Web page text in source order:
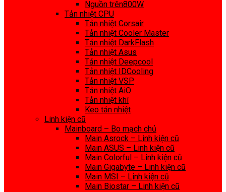
Nguồn trên800W
Tản nhiệt CPU
Tản nhiệt Corsair
Tản nhiệt Cooler Master
Tản nhiệt DarkFlash
Tản nhiệt Asus
Tản nhiệt Deepcool
Tản nhiệt IDCooling
Tản nhiệt VSP
Tản nhiệt AiO
Tản nhiệt khí
Keo tản nhiệt
Linh kiện cũ
Mainboard – Bo mạch chủ
Main Asrock – Linh kiện cũ
Main ASUS – Linh kiện cũ
Main Colorful – Linh kiện cũ
Main Gigabyte – Linh kiện cũ
Main MSI – Linh kiện cũ
Main Biostar – Linh kiện cũ